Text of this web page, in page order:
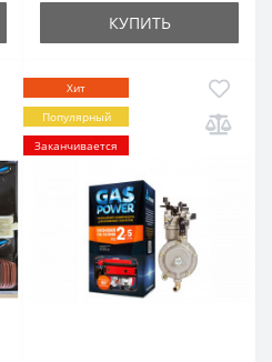
КУПИТЬ
Хит
Популярный
Заканчивается